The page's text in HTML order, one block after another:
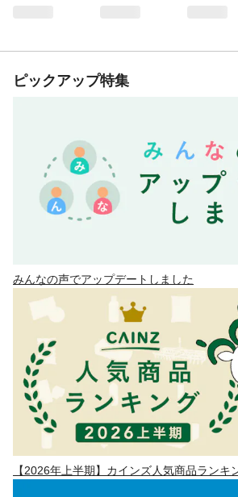
ピックアップ特集
みんなの声でアップデートしました
【2026年上半期】カインズ人気商品ランキ